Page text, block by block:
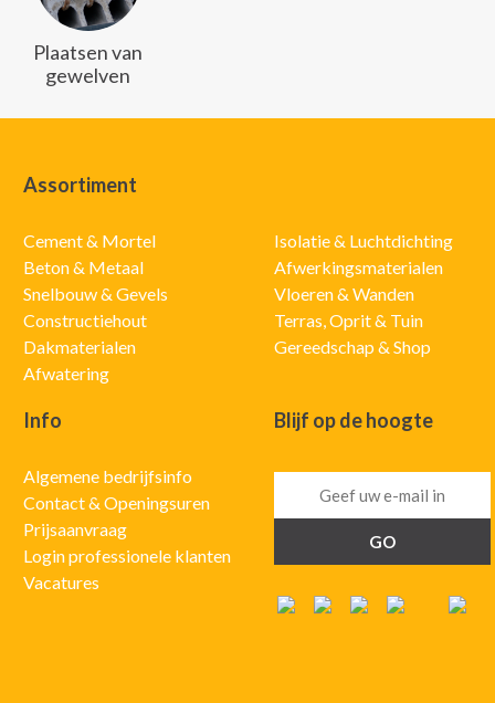
Plaatsen van
gewelven
Assortiment
Cement & Mortel
Beton & Metaal
Snelbouw & Gevels
Constructiehout
Dakmaterialen
Afwatering
Isolatie & Luchtdichting
Afwerkingsmaterialen
Vloeren & Wanden
Terras, Oprit & Tuin
Gereedschap & Shop
Info
Algemene bedrijfsinfo
Contact & Openingsuren
Prijsaanvraag
Login professionele klanten
Vacatures
Blijf op de hoogte